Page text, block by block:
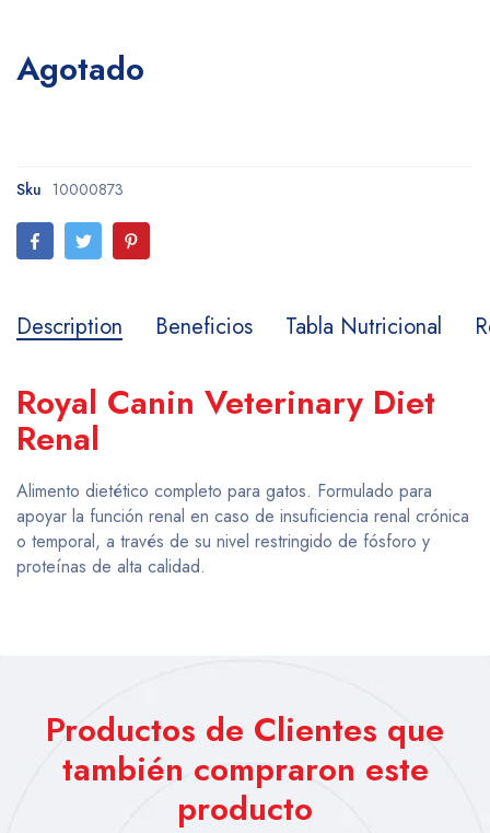
Agotado
Sku 10000873
Description Beneficios Tabla Nutricional
Royal Canin Veterinary Diet
Renal
Alimento dietético completo para gatos. Formulado para
apoyar la función renal en caso de insuficiencia renal crónica
o temporal, a través de su nivel restringido de fósforo y
proteínas de alta calidad.
Productos de Clientes que
también compraron este
producto